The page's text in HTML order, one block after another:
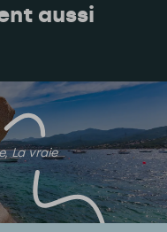
aussi
La vraie